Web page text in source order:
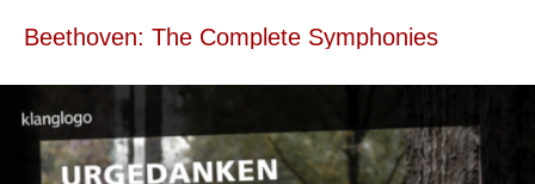
Beethoven: The Complete Symphonies